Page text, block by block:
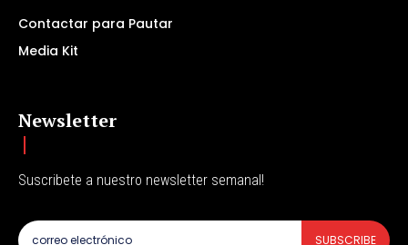
Contactar para Pautar
Media Kit
Newsletter
Suscribete a nuestro newsletter semanal!
SUBSCRIBE